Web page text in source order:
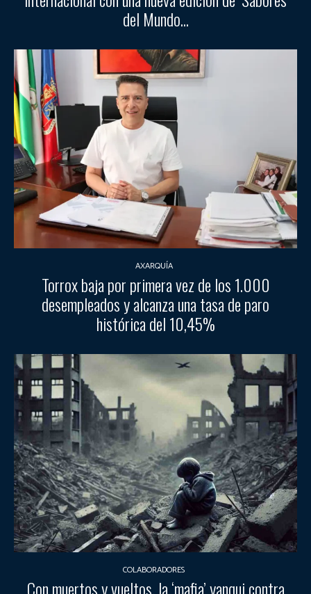
del Mundo...
AXARQUÍA
Torrox baja por primera vez de los 1.000
desempleados y alcanza una tasa de paro
histórica del 10,45%
COLABORADORES
Con muertos y vueltos, la ‘mafia’ yanqui contra